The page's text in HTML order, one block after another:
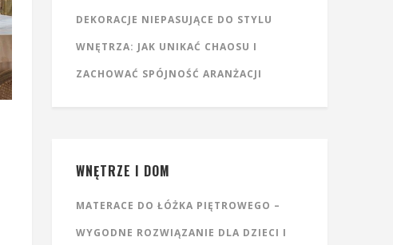
DEKORACJE NIEPASUJĄCE DO STYLU
WNĘTRZA: JAK UNIKAĆ CHAOSU I
ZACHOWAĆ SPÓJNOŚĆ ARANŻACJI
WNĘTRZE I DOM
MATERACE DO ŁÓŻKA PIĘTROWEGO –
WYGODNE ROZWIĄZANIE DLA DZIECI I